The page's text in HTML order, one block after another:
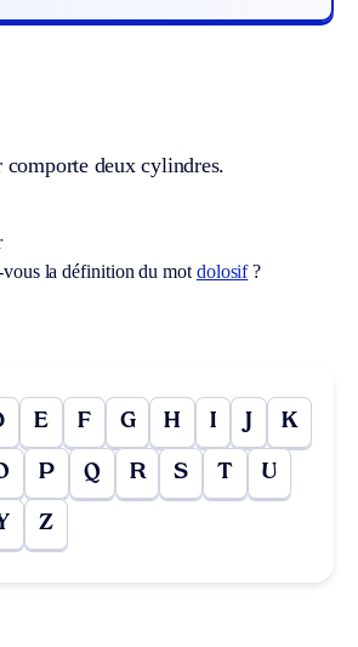
deux cylindres.
vous la définition du mot dolosif?
E F G H I J K
P Q R S T U
Z